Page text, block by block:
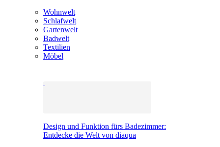
Wohnwelt
Schlafwelt
Gartenwelt
Badwelt
Textilien
Möbel
Design und Funktion fürs Badezimmer:
Entdecke die Welt von diaqua